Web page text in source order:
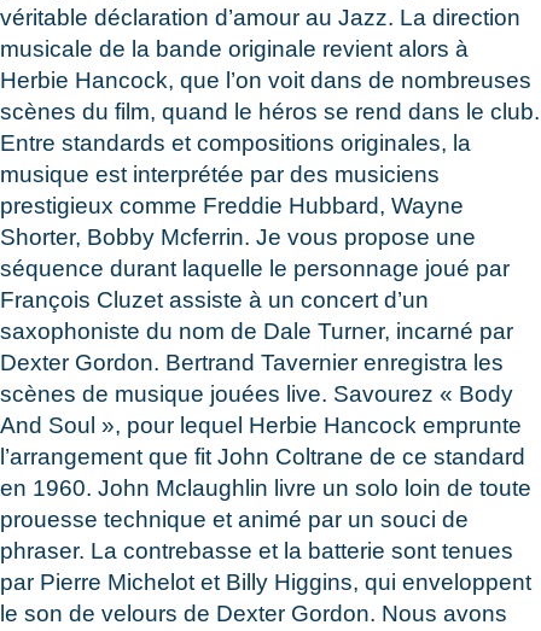
véritable déclaration d’amour au Jazz. La direction
musicale de la bande originale revient alors à
Herbie Hancock, que l’on voit dans de nombreuses
scènes du film, quand le héros se rend dans le club.
Entre standards et compositions originales, la
musique est interprétée par des musiciens
prestigieux comme Freddie Hubbard, Wayne
Shorter, Bobby Mcferrin. Je vous propose une
séquence durant laquelle le personnage joué par
François Cluzet assiste à un concert d’un
saxophoniste du nom de Dale Turner, incarné par
Dexter Gordon. Bertrand Tavernier enregistra les
scènes de musique jouées live. Savourez « Body
And Soul », pour lequel Herbie Hancock emprunte
l’arrangement que fit John Coltrane de ce standard
en 1960. John Mclaughlin livre un solo loin de toute
prouesse technique et animé par un souci de
phraser. La contrebasse et la batterie sont tenues
par Pierre Michelot et Billy Higgins, qui enveloppent
le son de velours de Dexter Gordon. Nous avons